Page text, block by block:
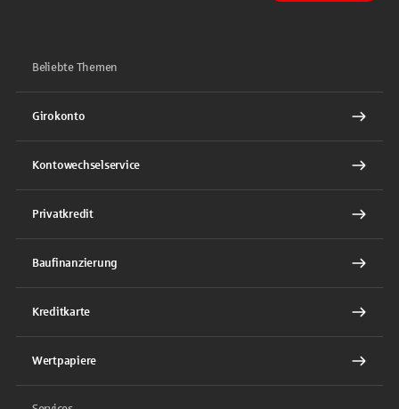
Beliebte Themen
Girokonto
Kontowechselservice
Privatkredit
Baufinanzierung
Kreditkarte
Wertpapiere